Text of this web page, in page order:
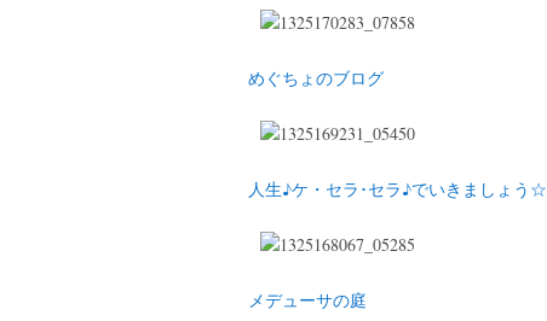
めぐちょのブログ
人生♪ケ・セラ･セラ♪でいきましょう☆
メデューサの庭